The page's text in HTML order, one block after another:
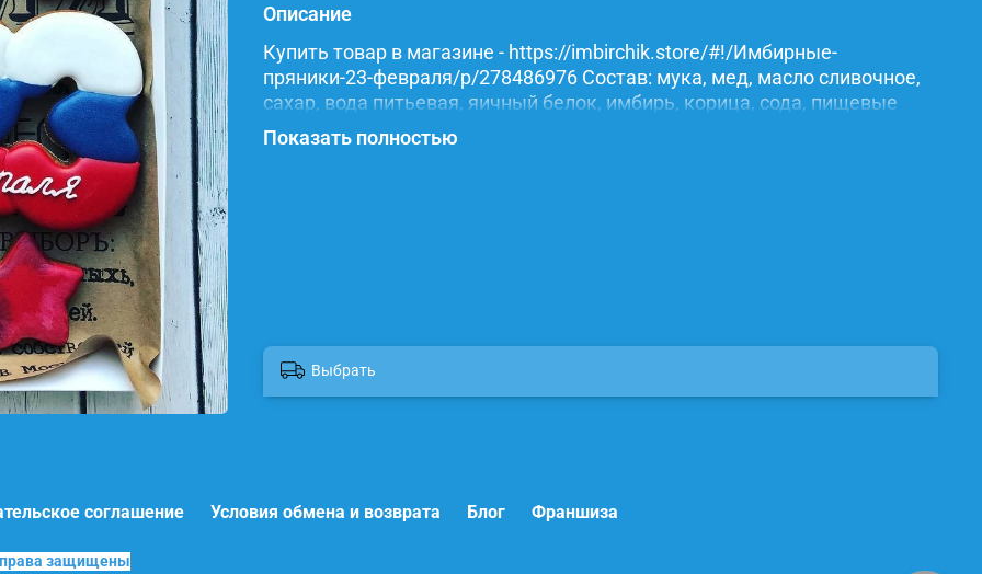
Описание
Купить товар в магазине - https://imbirchik.store/#!/Имбирные-
пряники-23-февраля/p/278486976 Состав: мука, мед, масло сливочное,
сахар, вода питьевая, яичный белок, имбирь, корица, сода, пищевые
красители.
Показать полностью
Выбрать
соглашение Условия обмена и возврата Блог Франшиза
права защищены